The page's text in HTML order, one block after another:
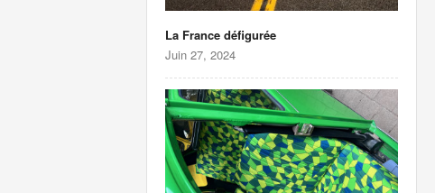
La France défigurée
Juin 27, 2024